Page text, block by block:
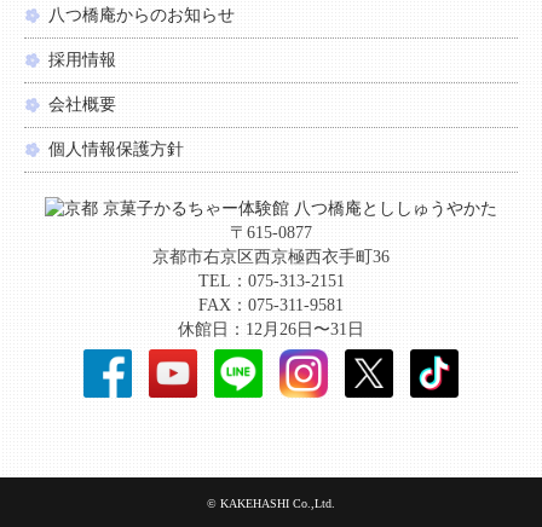
八つ橋庵からのお知らせ
採用情報
会社概要
個人情報保護方針
〒615-0877
京都市右京区西京極西衣手町36
TEL：075-313-2151
FAX：075-311-9581
休館日：12月26日〜31日
© KAKEHASHI Co.,Ltd.